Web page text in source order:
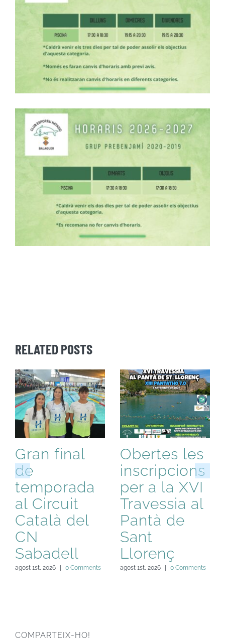
RELATED POSTS
Gran final
de
temporada
al Circuit
Català del
CN
Sabadell
agost 1st, 2026 0 Comments
Obertes les
inscripcions
per a la XVI
Travessia al
Pantà de
Sant
Llorenç
agost 1st, 2026 0 Comments
COMPARTEIX-HO!